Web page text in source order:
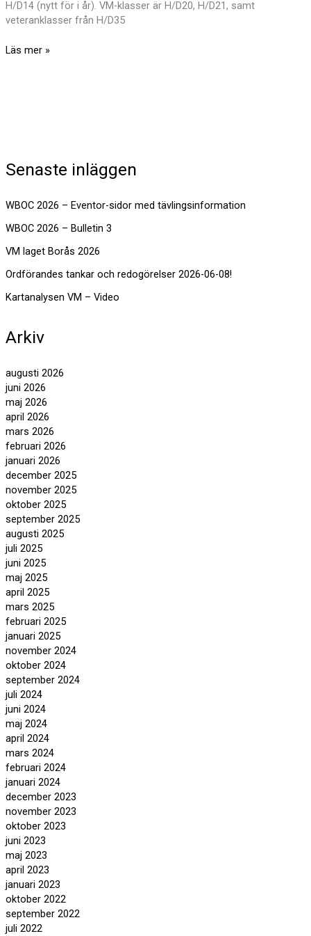
Senaste inläggen
WBOC 2026 – Eventor-sidor med tävlingsinformation
WBOC 2026 – Bulletin 3
VM laget Borås 2026
Ordförandes tankar och redogörelser 2026-06-08!
Kartanalysen VM – Video
Arkiv
augusti 2026
juni 2026
maj 2026
april 2026
mars 2026
februari 2026
januari 2026
december 2025
november 2025
oktober 2025
september 2025
augusti 2025
juli 2025
juni 2025
maj 2025
april 2025
mars 2025
februari 2025
januari 2025
november 2024
oktober 2024
september 2024
juli 2024
juni 2024
maj 2024
april 2024
mars 2024
februari 2024
januari 2024
december 2023
november 2023
oktober 2023
juni 2023
maj 2023
april 2023
januari 2023
oktober 2022
september 2022
juli 2022
H/D14 (nytt för i år). VM-klasser är H/D20, H/D21, samt
veteranklasser från H/D35
Inbjudan
Läs mer »